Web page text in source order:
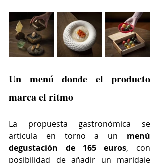
Un menú donde el producto
marca el ritmo
La propuesta gastronómica se
articula en torno a un menú
degustación de 165 euros, con
posibilidad de añadir un maridaje